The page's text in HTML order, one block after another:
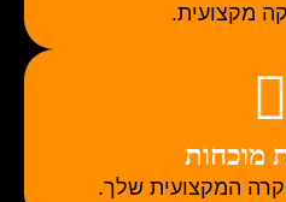
מקצועית.
מוכחות
המקצועית שלך.